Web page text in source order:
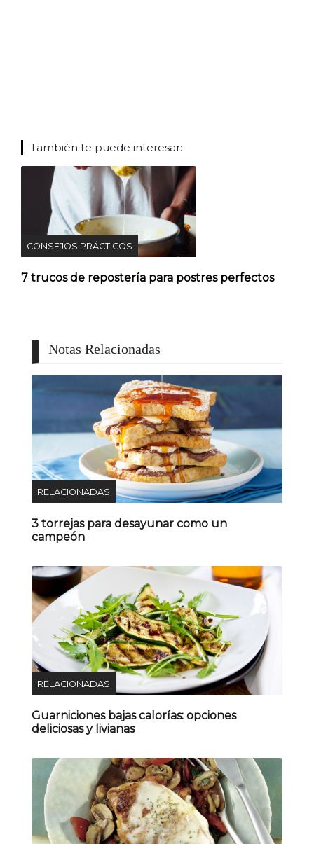
También te puede interesar:
CONSEJOS PRÁCTICOS
7 trucos de repostería para postres perfectos
Notas Relacionadas
RELACIONADAS
3 torrejas para desayunar como un
campeón
RELACIONADAS
Guarniciones bajas calorías: opciones
deliciosas y livianas